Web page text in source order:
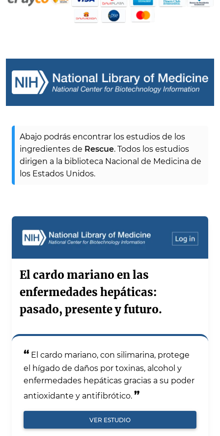
Abajo podrás encontrar los estudios de los
ingredientes de Rescue. Todos los estudios
dirigen a la biblioteca Nacional de Medicina de
los Estados Unidos.
El cardo mariano en las
enfermedades hepáticas:
pasado, presente y futuro.
“ El cardo mariano, con silimarina, protege
el hígado de daños por toxinas, alcohol y
enfermedades hepáticas gracias a su poder
antioxidante y antifibrótico. ”
VER ESTUDIO